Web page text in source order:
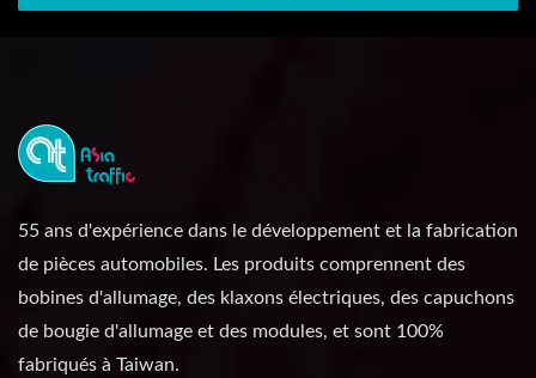
55 ans d'expérience dans le développement et la fabrication
de pièces automobiles. Les produits comprennent des
bobines d'allumage, des klaxons électriques, des capuchons
de bougie d'allumage et des modules, et sont 100%
fabriqués à Taiwan.